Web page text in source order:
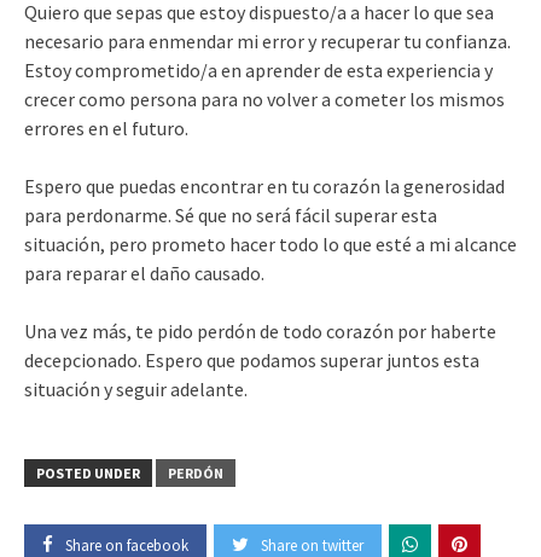
Quiero que sepas que estoy dispuesto/a a hacer lo que sea
necesario para enmendar mi error y recuperar tu confianza.
Estoy comprometido/a en aprender de esta experiencia y
crecer como persona para no volver a cometer los mismos
errores en el futuro.
Espero que puedas encontrar en tu corazón la generosidad
para perdonarme. Sé que no será fácil superar esta
situación, pero prometo hacer todo lo que esté a mi alcance
para reparar el daño causado.
Una vez más, te pido perdón de todo corazón por haberte
decepcionado. Espero que podamos superar juntos esta
situación y seguir adelante.
POSTED UNDER PERDÓN
Share on facebook Share on twitter